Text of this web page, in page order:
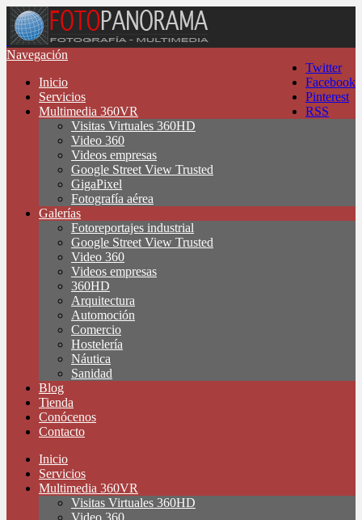
Twitter
Facebook
Pinterest
RSS
Navegación
Inicio
Servicios
Multimedia 360VR
Visitas Virtuales 360HD
Video 360
Videos empresas
Google Street View Trusted
GigaPixel
Fotografía aérea
Galerías
Fotoreportajes industrial
Google Street View Trusted
Video 360
Videos empresas
360HD
Arquitectura
Automoción
Comercio
Hostelería
Náutica
Sanidad
Blog
Tienda
Conócenos
Contacto
Inicio
Servicios
Multimedia 360VR
Visitas Virtuales 360HD
Video 360